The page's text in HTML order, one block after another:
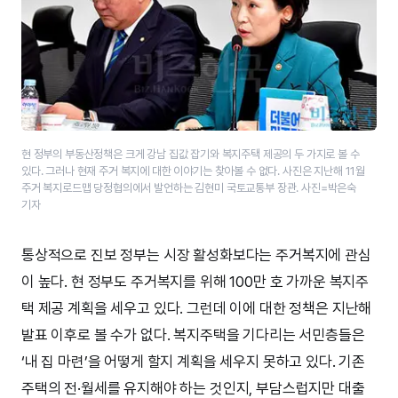
현 정부의 부동산정책은 크게 강남 집값 잡기와 복지주택 제공의 두 가지로 볼 수
있다. 그러나 현재 주거 복지에 대한 이야기는 찾아볼 수 없다. 사진은 지난해 11월
주거 복지로드맵 당정협의에서 발언하는 김현미 국토교통부 장관. 사진=박은숙
기자
통상적으로 진보 정부는 시장 활성화보다는 주거복지에 관심
이 높다. 현 정부도 주거복지를 위해 100만 호 가까운 복지주
택 제공 계획을 세우고 있다. 그런데 이에 대한 정책은 지난해
발표 이후로 볼 수가 없다. 복지주택을 기다리는 서민층들은
‘내 집 마련’을 어떻게 할지 계획을 세우지 못하고 있다. 기존
주택의 전·월세를 유지해야 하는 것인지, 부담스럽지만 대출